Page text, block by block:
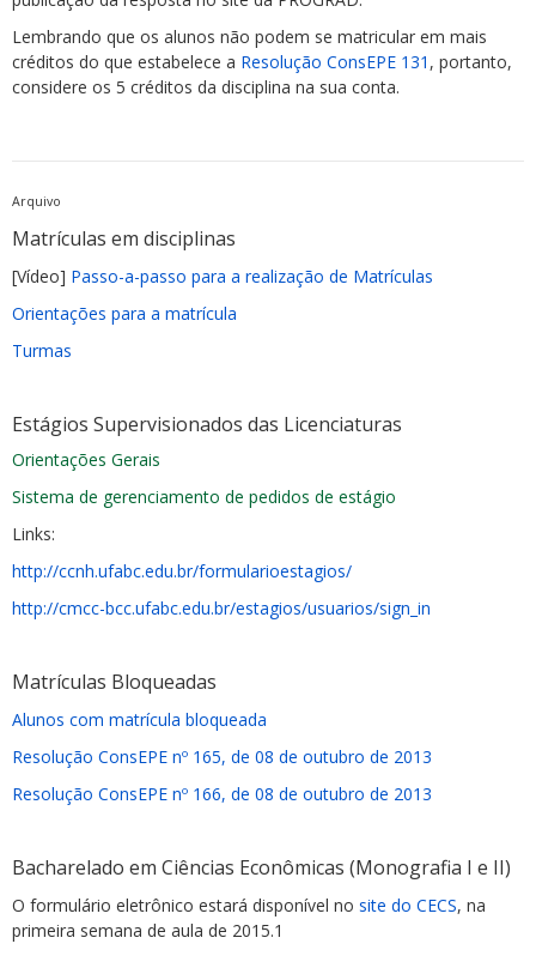
Lembrando que os alunos não podem se matricular em mais
créditos do que estabelece a Resolução ConsEPE 131 , portanto,
considere os 5 créditos da disciplina na sua conta.
Arquivo
Matrículas em disciplinas
[Vídeo] Passo-a-passo para a realização de Matrículas
Orientações para a matrícula
Turmas
Estágios Supervisionados das Licenciaturas
Orientações Gerais
Sistema de gerenciamento de pedidos de estágio
Links:
http://ccnh.ufabc.edu.br/formularioestagios/
http://cmcc-bcc.ufabc.edu.br/estagios/usuarios/sign_in
Matrículas Bloqueadas
Alunos com matrícula bloqueada
Resolução ConsEPE nº 165, de 08 de outubro de 2013
Resolução ConsEPE nº 166, de 08 de outubro de 2013
Bacharelado em Ciências Econômicas (Monografia I e II)
O formulário eletrônico estará disponível no site do CECS, na
primeira semana de aula de 2015.1